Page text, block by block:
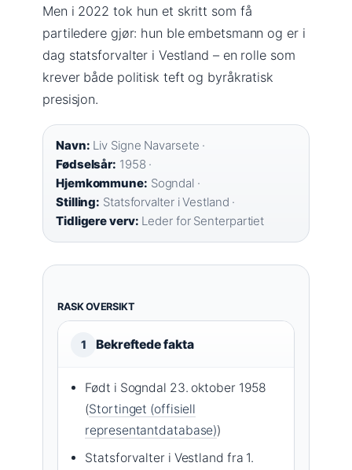
Men i 2022 tok hun et skritt som få
partiledere gjør: hun ble embetsmann og er i
dag statsforvalter i Vestland – en rolle som
krever både politisk teft og byråkratisk
presisjon.
Navn: Liv Signe Navarsete ·
Fødselsår: 1958 ·
Hjemkommune: Sogndal ·
Stilling: Statsforvalter i Vestland ·
Tidligere verv: Leder for Senterpartiet
RASK OVERSIKT
1 Bekreftede fakta
Født i Sogndal 23. oktober 1958
(Stortinget (offisiell
representantdatabase))
Statsforvalter i Vestland fra 1.